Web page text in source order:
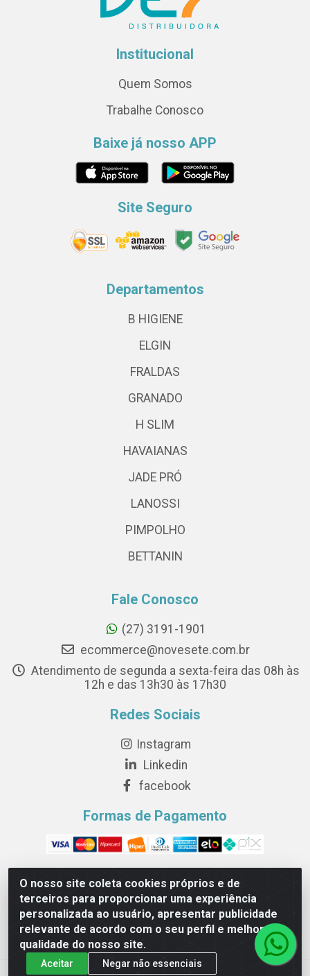
O nosso site coleta cookies próprios e de
terceiros para proporcionar uma experiência
personalizada ao usuário, apresentar publicidade
relevante de acordo com o seu perfil e melhorar a
qualidade do nosso site.
Aceitar Negar não essenciais
Institucional
Quem Somos
Trabalhe Conosco
Baixe já nosso APP
Site Seguro
Departamentos
B HIGIENE
ELGIN
FRALDAS
GRANADO
H SLIM
HAVAIANAS
JADE PRÓ
LANOSSI
PIMPOLHO
BETTANIN
Fale Conosco
(27) 3191-1901
ecommerce@novesete.com.br
Atendimento de segunda a sexta-feira das 08h às
12h e das 13h30 às 17h30
Redes Sociais
Instagram
Linkedin
facebook
Formas de Pagamento
Novesete Distribuidora LTDA - Avenida Setecentos, S/N,
Terminal Intermodal da Serra, Serra/ES - CEP 29161-414 -
CNPJ 29.479.604/0001-44